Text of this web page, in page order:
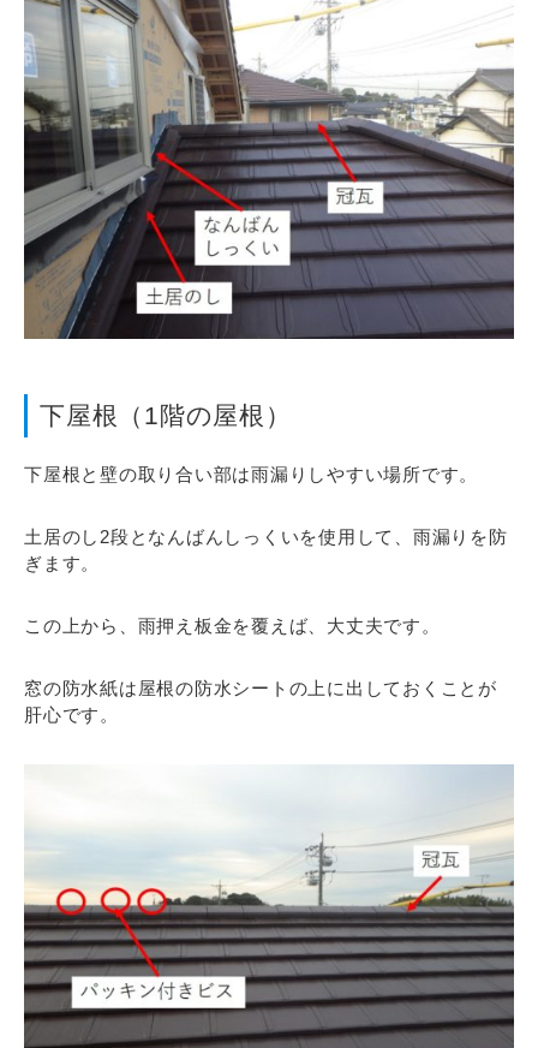
下屋根（1階の屋根）
下屋根と壁の取り合い部は雨漏りしやすい場所です。
土居のし2段となんばんしっくいを使用して、雨漏りを防
ぎます。
この上から、雨押え板金を覆えば、大丈夫です。
窓の防水紙は屋根の防水シートの上に出しておくことが
肝心です。